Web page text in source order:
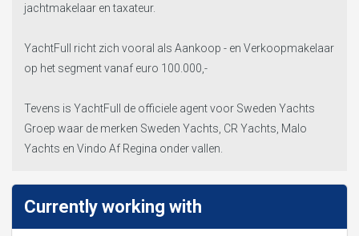
jachtmakelaar en taxateur.
YachtFull richt zich vooral als Aankoop - en Verkoopmakelaar
op het segment vanaf euro 100.000,-
Tevens is YachtFull de officiele agent voor Sweden Yachts
Groep waar de merken Sweden Yachts, CR Yachts, Malo
Yachts en Vindo Af Regina onder vallen.
Currently working with